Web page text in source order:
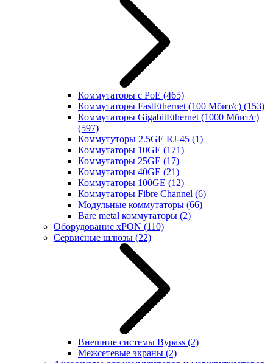
Коммутаторы с PoE (465)
Коммутаторы FastEthernet (100 Мбит/с) (153)
Коммутаторы GigabitEthernet (1000 Мбит/с)
(597)
Коммутуторы 2.5GE RJ-45 (1)
Коммутаторы 10GE (171)
Коммутаторы 25GE (17)
Коммутаторы 40GE (21)
Коммутаторы 100GE (12)
Коммутаторы Fibre Channel (6)
Модульные коммутаторы (66)
Bare metal коммутаторы (2)
Оборудование xPON (110)
Сервисные шлюзы (22)
Внешние системы Bypass (2)
Межсетевые экраны (2)